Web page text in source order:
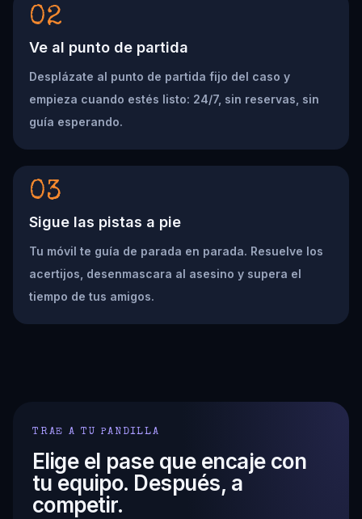
02
Ve al punto de partida
Desplázate al punto de partida fijo del caso y
empieza cuando estés listo: 24/7, sin reservas, sin
guía esperando.
03
Sigue las pistas a pie
Tu móvil te guía de parada en parada. Resuelve los
acertijos, desenmascara al asesino y supera el
tiempo de tus amigos.
TRAE A TU PANDILLA
Elige el pase que encaje con
tu equipo. Después, a
competir.